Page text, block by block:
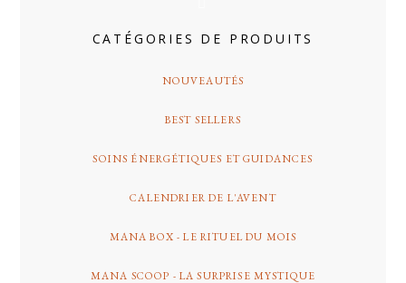
CATÉGORIES DE PRODUITS
NOUVEAUTÉS
BEST SELLERS
SOINS ÉNERGÉTIQUES ET GUIDANCES
CALENDRIER DE L'AVENT
MANA BOX - LE RITUEL DU MOIS
MANA SCOOP - LA SURPRISE MYSTIQUE